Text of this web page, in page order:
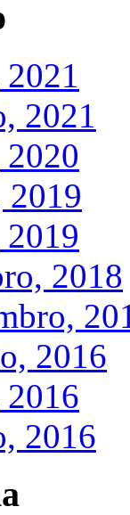
2021
2019
2018
2016
2016